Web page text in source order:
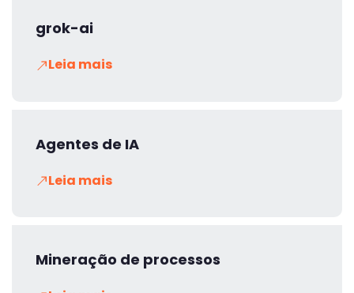
grok-ai
Leia mais
Agentes de IA
Leia mais
Mineração de processos